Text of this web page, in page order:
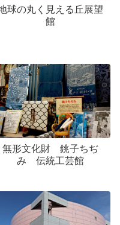
球の丸く見える丘展望
館
無形文化財 銚子ちぢ
み 伝統工芸館